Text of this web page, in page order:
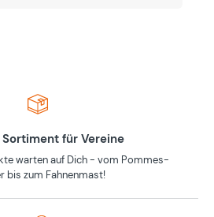
für Vereine
warten auf Dich - vom Pommes-
bis zum Fahnenmast!